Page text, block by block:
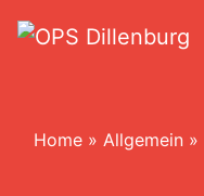
Home » Allgemein »